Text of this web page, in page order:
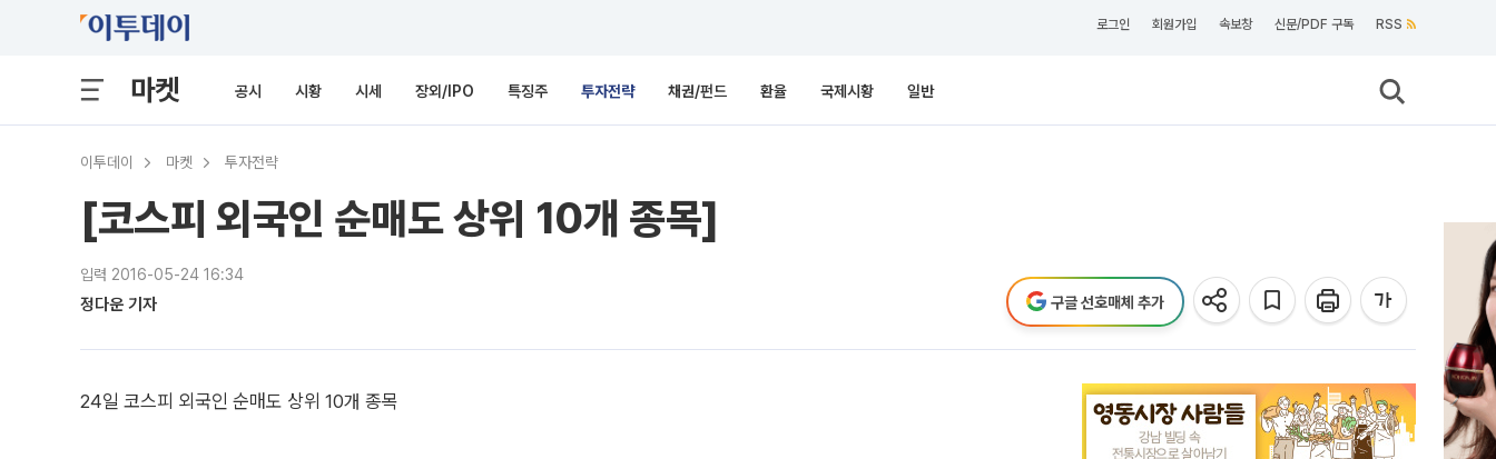
로그인 회원가입 속보창 신문/PDF 구독 RSS
마켓 공시 시황 시세 장외/IPO 특징주 투자전략 채권/펀드 환율 국제시황 일반
이투데이 마켓 투자전략
[코스피 외국인 순매도 상위 10개 종목]
입력 2016-05-24 16:34
정다운 기자 구글 선호매체 추가
24일 코스피 외국인 순매도 상위 10개 종목